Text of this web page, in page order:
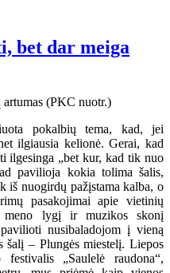
bet dar meiga
pokalbių tema, kad, jei
ilgiausia kelionė. Gerai, kad
ilgesinga „bet kur, kad tik nuo
pavilioja kokia tolima šalis,
iš nuogirdų pažįstama kalba, o
pasakojimai apie vietinių
meno lygį ir muzikos skonį
nusibaladojom į vieną
– Plungės miestelį. Liepos
„Saulelė raudona“,